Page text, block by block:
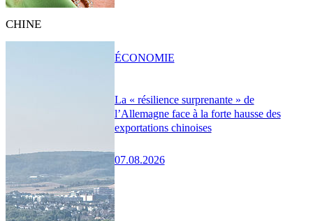
CHINE
La « résilience surprenante » de
l’Allemagne face à la forte hausse des
exportations chinoises
07.08.2026
ÉCONOMIE